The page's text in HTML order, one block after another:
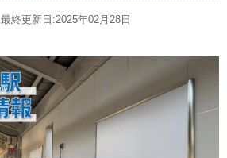
最終更新日:2025年02月28日